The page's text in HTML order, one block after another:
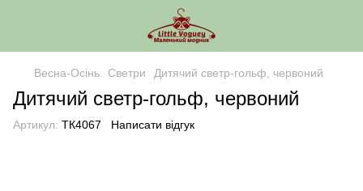
Весна-Осінь Светри Дитячий светр-гольф, червоний
Дитячий светр-гольф, червоний
Артикул: ТК4067 Написати відгук